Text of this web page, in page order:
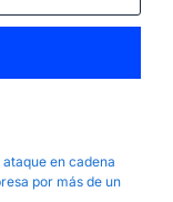
en cadena
por más de un